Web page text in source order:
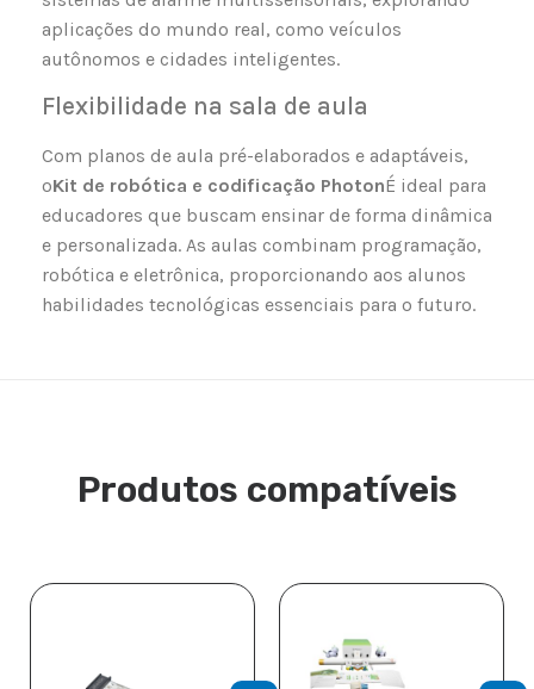
aplicações do mundo real, como veículos
autônomos e cidades inteligentes.
Flexibilidade na sala de aula
Com planos de aula pré-elaborados e adaptáveis,
oKit de robótica e codificação PhotonÉ ideal para
educadores que buscam ensinar de forma dinâmica
e personalizada. As aulas combinam programação,
robótica e eletrônica, proporcionando aos alunos
habilidades tecnológicas essenciais para o futuro.
Produtos compatíveis